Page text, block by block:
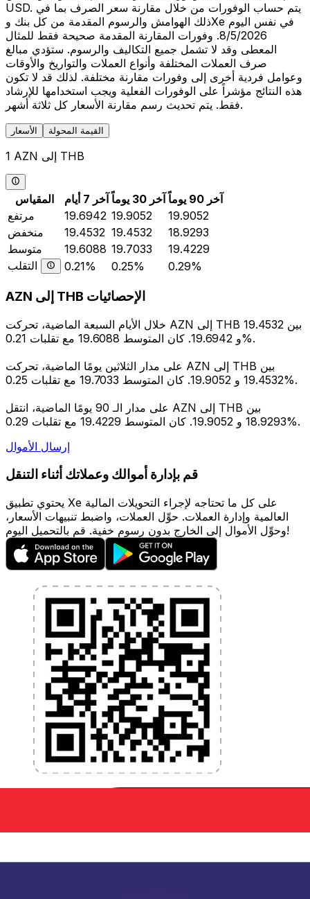
USD. يتم حساب الوفورات من خلال مقارنة سعر الصرف بما في
ذلك الهوامش والرسوم المقدمة من كل بنك وXe في نفس اليوم
8/5/2026. وفورات المقارنة المقدمة صحيحة فقط للمثال
المعطى وقد لا تشمل جميع التكاليف والرسوم. ستؤدي مبالغ
صرف العملات المختلفة وأنواع العملات والتواريخ والأوقات
وعوامل فردية أخرى إلى وفورات مقارنة مختلفة. لذلك قد لا تكون
هذه النتائج مؤشراً على الوفورات الفعلية ويجب استخدامها للإرشاد
فقط. يتم تحديث رسم مقارنة الأسعار كل ثلاثة أشهر.
الأسعار القيمة المحولة
1 AZN إلى THB
المقياس آخر 7 أيام آخر 30 يوماً
آخر 90 يوماً
مرتفع
19.6942 19.9052
19.9052
منخفض
19.4532 19.4532
18.9293
متوسط
19.6088 19.7033
19.4229
التقلب
0.21% 0.25% 0.29%
AZN إلى THB الإحصائيات
خلال الأيام السبعة الماضية، تحركت AZN إلى THB بين 19.4532
و 19.6942. كان المتوسط 19.6088 مع تقلبات 0.21%.
على مدار الثلاثين يومًا الماضية، تحركت AZN إلى THB بين
19.4532 و 19.9052. كان المتوسط 19.7033 مع تقلبات 0.25%.
على مدار الـ 90 يومًا الماضية، انتقل AZN إلى THB بين
18.9293 و 19.9052. كان المتوسط 19.4229 مع تقلبات 0.29%.
إرسال الأموال
قم بإدارة أموالك وعملاتك أثناء التنقل
يحتوي تطبيق Xe على كل ما تحتاجه لإجراء التحويلات المالية
العالمية وإدارة العملات. حوِّل العملات، واضبط تنبيهات الأسعار،
وحوِّل الأموال إلى الخارج بدون رسوم خفية. قم بالتحميل اليوم!